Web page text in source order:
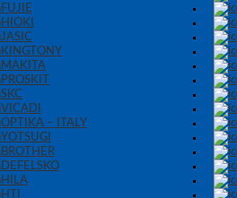
FUJIE
HIOKI
JASIC
KINGTONY
MAKITA
PROSKIT
SKC
VICADI
OPTIKA – ITALY
YOTSUGI
BROTHER
DEFELSKO
HILA
HTI